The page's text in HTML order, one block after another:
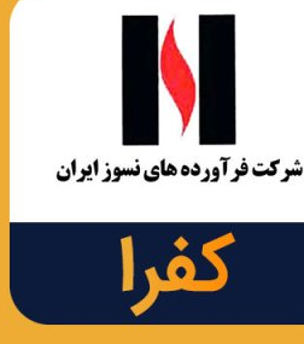
@alireza.mehrabii
@alirezamehrabi_com
@alirezamehrabi_official